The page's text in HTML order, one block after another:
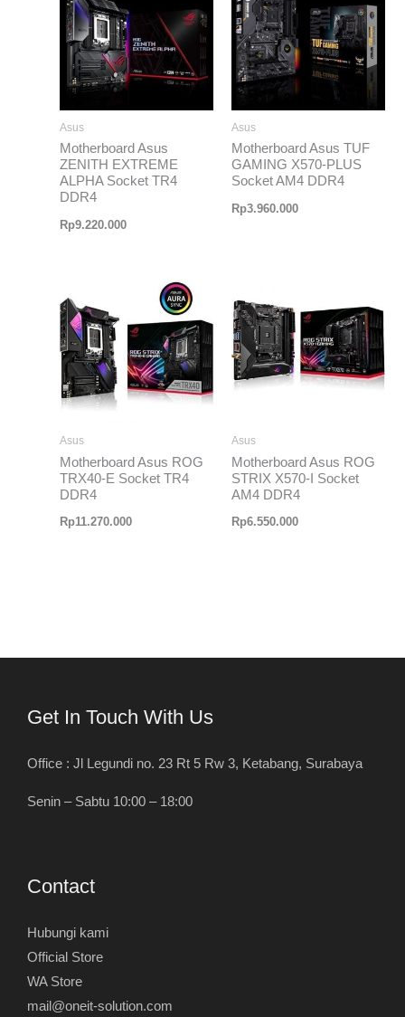
Asus
Motherboard Asus
ZENITH EXTREME
ALPHA Socket TR4
DDR4
Rp9.220.000
Asus
Motherboard Asus TUF
GAMING X570-PLUS
Socket AM4 DDR4
Rp3.960.000
Asus
Motherboard Asus ROG
TRX40-E Socket TR4
DDR4
Rp11.270.000
Asus
Motherboard Asus ROG
STRIX X570-I Socket
AM4 DDR4
Rp6.550.000
Get In Touch With Us
Office : Jl Legundi no. 23 Rt 5 Rw 3, Ketabang, Surabaya
Senin – Sabtu 10:00 – 18:00
Contact
Hubungi kami
Official Store
WA Store
mail@oneit-solution.com